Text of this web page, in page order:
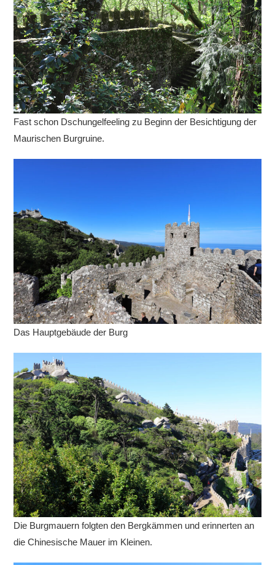
Fast schon Dschungelfeeling zu Beginn der Besichtigung der
Maurischen Burgruine.
Das Hauptgebäude der Burg
Die Burgmauern folgten den Bergkämmen und erinnerten an
die Chinesische Mauer im Kleinen.